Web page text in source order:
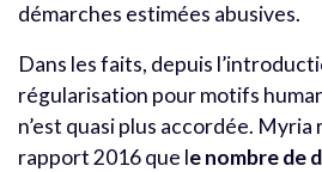
démarches estimées abusives.
Dans les faits, depuis
régularisation pour motifs
n’est quasi plus accordée. Myria
rapport 2016 que le nombre de